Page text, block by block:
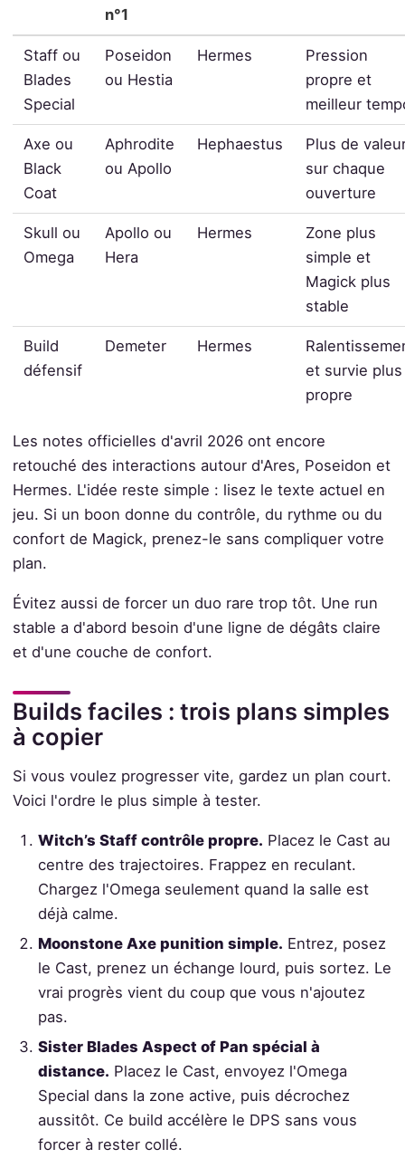
n°1
Staff ou
Blades
Special
Poseidon
ou Hestia
Hermes
Pression
propre et
meilleur
Axe ou
Black
Coat
Aphrodite
ou Apollo
Hephaestus
Plus de
sur chaque
ouverture
Skull ou
Omega
Apollo ou
Hera
Hermes
Zone plus
simple et
Magick plus
stable
Build
défensif
Demeter Hermes
et survie plus
propre
Les notes officielles d'avril 2026 ont encore
retouché des interactions autour d'Ares, Poseidon et
Hermes. L'idée reste simple : lisez le texte actuel en
jeu. Si un boon donne du contrôle, du rythme ou du
confort de Magick, prenez-le sans compliquer votre
plan.
Évitez aussi de forcer un duo rare trop tôt. Une run
stable a d'abord besoin d'une ligne de dégâts claire
et d'une couche de confort.
Builds faciles : trois plans simples
à copier
Si vous voulez progresser vite, gardez un plan court.
Voici l'ordre le plus simple à tester.
Witch’s Staff contrôle propre. Placez le Cast au
centre des trajectoires. Frappez en reculant.
Chargez l'Omega seulement quand la salle est
déjà calme.
Moonstone Axe punition simple. Entrez, posez
le Cast, prenez un échange lourd, puis sortez. Le
vrai progrès vient du coup que vous n'ajoutez
pas.
Sister Blades Aspect of Pan spécial à
distance. Placez le Cast, envoyez l'Omega
Special dans la zone active, puis décrochez
aussitôt. Ce build accélère le DPS sans vous
forcer à rester collé.